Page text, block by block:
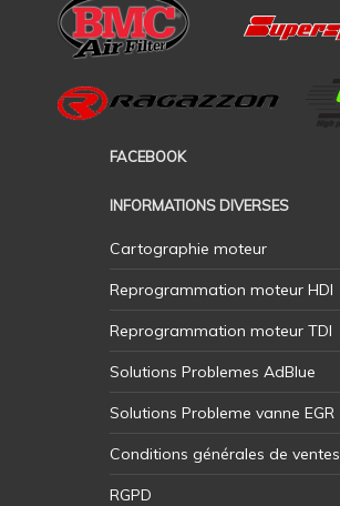
FACEBOOK
INFORMATIONS DIVERSES
Cartographie moteur
Reprogrammation moteur HDI
Reprogrammation moteur TDI
Solutions Problemes AdBlue
Solutions Probleme vanne EGR
Conditions générales de ventes
RGPD